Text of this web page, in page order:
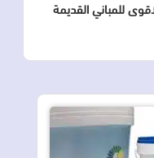
للمباني القديمة